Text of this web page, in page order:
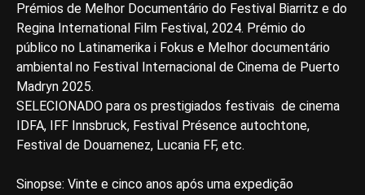
Prémios de Melhor Documentário do Festival Biarritz e do
Regina International Film Festival, 2024. Prémio do
público no Latinamerika i Fokus e Melhor documentário
ambiental no Festival Internacional de Cinema de Puerto
Madryn 2025.
SELECIONADO para os prestigiados festivais de cinema
IDFA, IFF Innsbruck, Festival Présence autochtone,
Festival de Douarnenez, Lucania FF, etc.
Sinopse: Vinte e cinco anos após uma expedição